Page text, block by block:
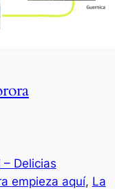
– Delicias
empieza aquí, La